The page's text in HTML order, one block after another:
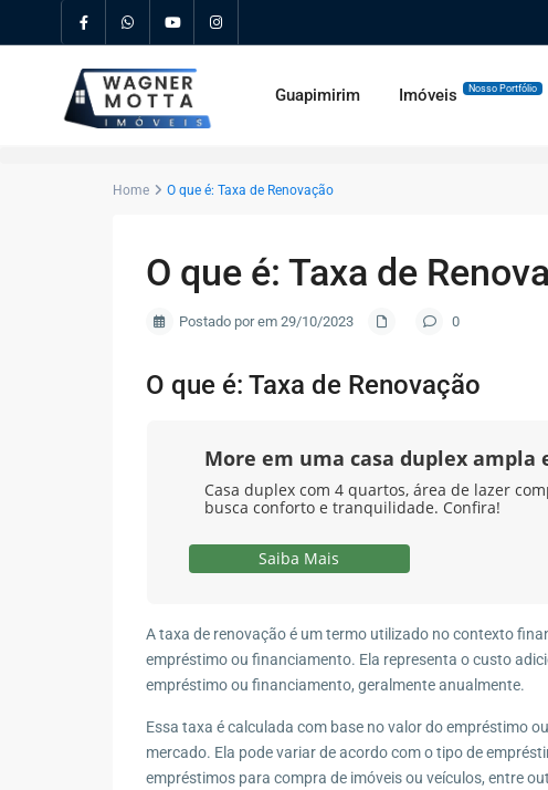
Guapimirim Imóveis Nosso Portfólio
Home O que é: Taxa de Renovação
O que é: Taxa de
Postado por em 29/10/2023 0
O que é: Taxa de Renovação
More em uma casa duplex
Casa duplex com 4 quartos, área de lazer
busca conforto e tranquilidade. Confira!
Saiba Mais
A taxa de renovação é um termo utilizado no contexto
empréstimo ou financiamento. Ela representa o custo
empréstimo ou financiamento, geralmente anualmente.
Essa taxa é calculada com base no valor do empréstimo
mercado. Ela pode variar de acordo com o tipo de
empréstimos para compra de imóveis ou veículos, entre